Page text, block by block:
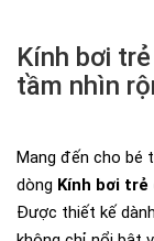
Kính bơi
tầm nhìn
Mang đến cho bé
dòng Kính bơi trẻ
Được thiết kế